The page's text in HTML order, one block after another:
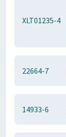
XLT01235-4
22664-7
14933-6